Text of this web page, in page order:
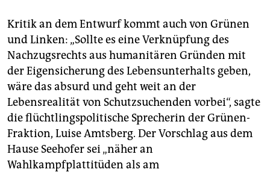
Kritik an dem Entwurf kommt auch von Grünen
und Linken: „Sollte es eine Verknüpfung des
Nachzugsrechts aus humanitären Gründen mit
der Eigensicherung des Lebensunterhalts geben,
wäre das absurd und geht weit an der
Lebensrealität von Schutzsuchenden vorbei“, sagte
die flüchtlingspolitische Sprecherin der Grünen-
Fraktion, ­Luise Amtsberg. Der Vorschlag aus dem
Hause Seehofer sei „näher an
Wahlkampfplattitüden als am